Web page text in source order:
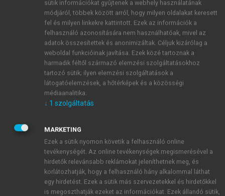
Esetleírás
A történet szereplője 54 éves, középvezető egy
állami intézményben. Házasságban él, felesége
óvónő, három gyermeküket nevelik, rendezett
körülmények között élnek.
Öt-hat évvel ezelőtt az átszervezések során sok
megterhelésnek lett kitéve. Ingerlékennyé vált,
érezte magát. Vérnyomása ingadozott, testsúlya
hónapról hónapra nőtt. Laboratóriumi értékeiben
érdemi eltérést nem találtam, vérnyomása
gyógyszeres kezelés mellett rendeződött.
Életmódjába a család segítségével bekerült a
rendszeres sport (úszás, kerékpározás). A fáradásos
sütik információkat gyűjtenek a webhely használatának
módjáról, többek között arról, hogy milyen oldalakat keresett
fel és milyen linkekre kattintott. Ezek az információk a
felhasználó azonosítására nem használhatóak, mivel az
adatok összesítettek és anonimizáltak. Céljuk kizárólag a
weboldal funkcióinak javítása. Ezek közé tartoznak a
harmadik féltől származó elemzési szolgáltatásokhoz
tartozó sütik; ilyen elemzési szolgáltatások a
látogatóelemzések, a hőtérképek és a közösségi
médiaanalitika.
↓ 1 szolgáltatás
MARKETING
Ezek a sütik nyomon követik a felhasználó online
tevékenységét. Az online tevékenységek megismerésével a
hirdetők relevánsabb reklámokat jeleníthetnek meg, és
korlátozhatják, hogy a felhasználó hány alkalommal láthat
egy hirdetést. Ezek a sütik más szervezetekkel és hirdetőkkel
is megoszthatják ezeket az információkat. Ezek állandó sütik,